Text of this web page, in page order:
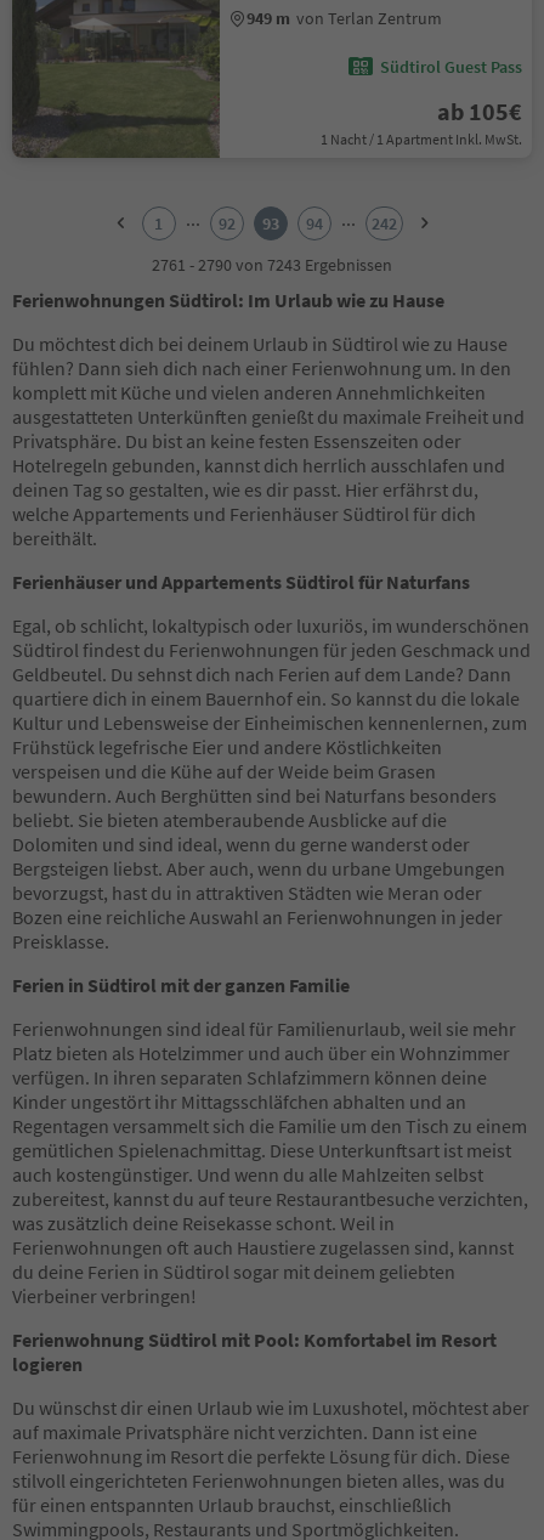
949 m von Terlan Zentrum
Südtirol Guest Pass
ab 105€
1 Nacht / 1 Apartment Inkl. MwSt.
6
7
8
9
10
11
12
13
14
15
16
17
19
20
21
22
23
24
25
26
27
28
29
30
31
32
34
36
37
38
39
40
41
42
43
44
45
46
47
48
49
50
51
52
53
54
55
56
1 ... 92 93 94 ...
242
2761 - 2790 von 7243 Ergebnissen
Ferienwohnungen Südtirol: Im Urlaub wie zu Hause
Du möchtest dich bei deinem Urlaub in Südtirol wie zu Hause
fühlen? Dann sieh dich nach einer Ferienwohnung um. In den
komplett mit Küche und vielen anderen Annehmlichkeiten
ausgestatteten Unterkünften genießt du maximale Freiheit und
Privatsphäre. Du bist an keine festen Essenszeiten oder
Hotelregeln gebunden, kannst dich herrlich ausschlafen und
deinen Tag so gestalten, wie es dir passt. Hier erfährst du,
welche Appartements und Ferienhäuser Südtirol für dich
bereithält.
Ferienhäuser und Appartements Südtirol für Naturfans
Egal, ob schlicht, lokaltypisch oder luxuriös, im wunderschönen
Südtirol findest du Ferienwohnungen für jeden Geschmack und
Geldbeutel. Du sehnst dich nach Ferien auf dem Lande? Dann
quartiere dich in einem Bauernhof ein. So kannst du die lokale
Kultur und Lebensweise der Einheimischen kennenlernen, zum
Frühstück legefrische Eier und andere Köstlichkeiten
verspeisen und die Kühe auf der Weide beim Grasen
bewundern. Auch Berghütten sind bei Naturfans besonders
beliebt. Sie bieten atemberaubende Ausblicke auf die
Dolomiten und sind ideal, wenn du gerne wanderst oder
Bergsteigen liebst. Aber auch, wenn du urbane Umgebungen
bevorzugst, hast du in attraktiven Städten wie Meran oder
Bozen eine reichliche Auswahl an Ferienwohnungen in jeder
Preisklasse.
Ferien in Südtirol mit der ganzen Familie
Ferienwohnungen sind ideal für Familienurlaub, weil sie mehr
Platz bieten als Hotelzimmer und auch über ein Wohnzimmer
verfügen. In ihren separaten Schlafzimmern können deine
Kinder ungestört ihr Mittagsschläfchen abhalten und an
Regentagen versammelt sich die Familie um den Tisch zu einem
gemütlichen Spielenachmittag. Diese Unterkunftsart ist meist
auch kostengünstiger. Und wenn du alle Mahlzeiten selbst
zubereitest, kannst du auf teure Restaurantbesuche verzichten,
was zusätzlich deine Reisekasse schont. Weil in
Ferienwohnungen oft auch Haustiere zugelassen sind, kannst
du deine Ferien in Südtirol sogar mit deinem geliebten
Vierbeiner verbringen!
Ferienwohnung Südtirol mit Pool: Komfortabel im Resort
logieren
Du wünschst dir einen Urlaub wie im Luxushotel, möchtest aber
auf maximale Privatsphäre nicht verzichten. Dann ist eine
Ferienwohnung im Resort die perfekte Lösung für dich. Diese
stilvoll eingerichteten Ferienwohnungen bieten alles, was du
für einen entspannten Urlaub brauchst, einschließlich
Swimmingpools, Restaurants und Sportmöglichkeiten.